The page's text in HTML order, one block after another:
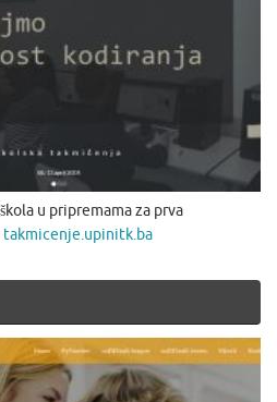
u pripremama za prva
takmicenje.upinitk.ba